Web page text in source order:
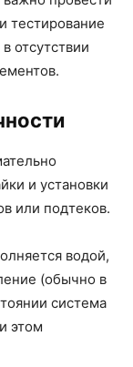
тестирование
отсутствии
и установки
или подтеков.
водой,
(обычно в
система
этом